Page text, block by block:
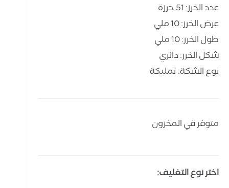
عدد الخرز: 51 خرزة
عرض الخرز: 10 ملي
طول الخرز: 10 ملي
شكل الخرز: دائري
نوع الشكة: تمليكة
متوفر في المخزون
اختر نوع التغليف: